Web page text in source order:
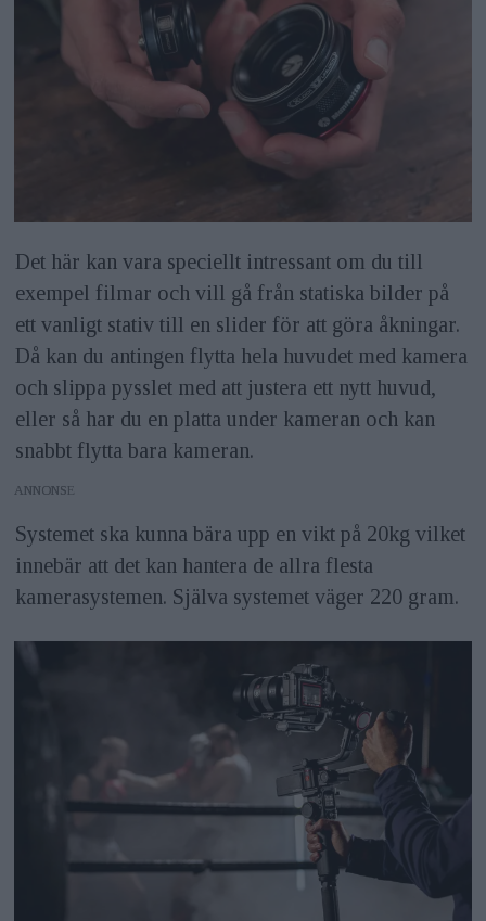
Det här kan vara speciellt intressant om du till
exempel filmar och vill gå från statiska bilder på
ett vanligt stativ till en slider för att göra åkningar.
Då kan du antingen flytta hela huvudet med kamera
och slippa pysslet med att justera ett nytt huvud,
eller så har du en platta under kameran och kan
snabbt flytta bara kameran.
ANNONS
Systemet ska kunna bära upp en vikt på 20kg vilket
innebär att det kan hantera de allra flesta
kamerasystemen. Själva systemet väger 220 gram.